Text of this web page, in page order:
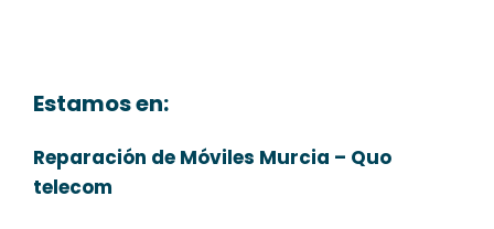
Estamos en:
Reparación de Móviles Murcia – Quo
telecom